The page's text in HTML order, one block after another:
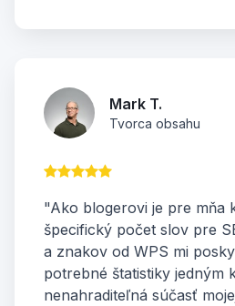
Mark T.
Tvorca obsahu
"Ako blogerovi je pre mňa
špecifický počet slov pre
a znakov od WPS mi
potrebné štatistiky jedným
nenahraditeľná súčasť